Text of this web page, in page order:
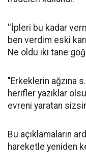
''İpleri bu kadar
ben verdim eski
Ne oldu iki tane
"Erkeklerin ağzına
herifler yazıklar
evreni yaratan
Bu açıklamaların
hareketle yeniden